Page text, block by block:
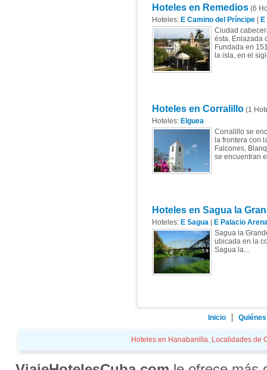
Hoteles en Remedios(6
Hoteles: E Camino del Príncipe|
Ciudad
ésta. Enlazada
Fundada en
la isla, en el
Hoteles en Corralillo(1
Hoteles: Elguea
Corralillo se
la frontera con
Falcones,
se encuentran
Hoteles en Sagua la
Hoteles: E Sagua|
E Palacio
Sagua la
ubicada en la
Sagua la...
Inicio
Hoteles en Hanabanilla. Localidades de